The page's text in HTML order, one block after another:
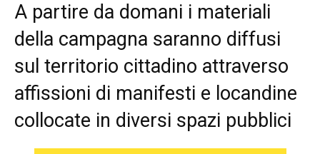
A partire da domani i materiali
della campagna saranno diffusi
sul territorio cittadino attraverso
affissioni di manifesti e locandine
collocate in diversi spazi pubblici